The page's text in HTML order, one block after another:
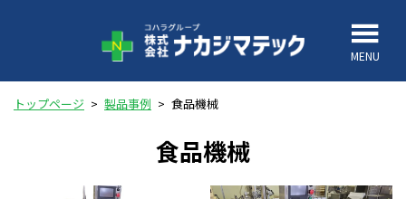
MENU
トップページ > 製品事例 > 食品機械
食品機械